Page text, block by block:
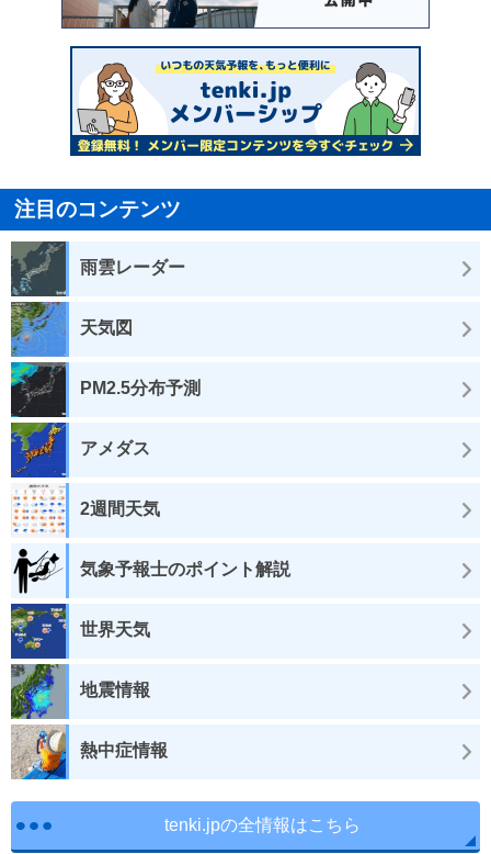
注目のコンテンツ
雨雲レーダー
天気図
PM2.5分布予測
アメダス
2週間天気
気象予報士のポイント解説
世界天気
地震情報
熱中症情報
tenki.jpの全情報はこちら